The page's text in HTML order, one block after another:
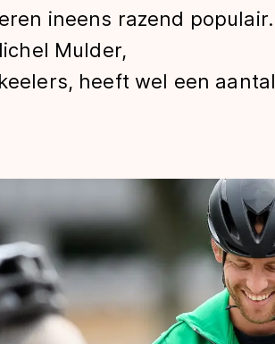
ineens razend populair.
Mulder,
heeft wel een aantal